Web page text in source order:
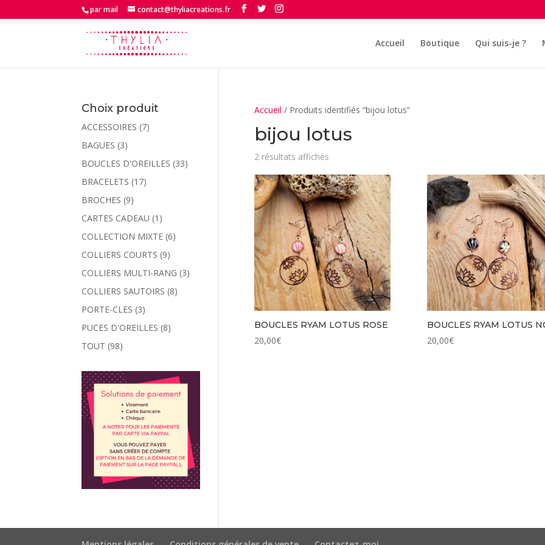
par mail contact@thyliacreations.fr
Accueil Boutique Qui suis-je ?
Accueil / Produits identifiés “bijou lotus”
bijou lotus
2 résultats affichésTrié
plus
récent
au
plus
ancien
BOUCLES RYAM LOTUS ROSE
20,00€
BOUCLES RYAM LOTUS
20,00€
Choix produit
ACCESSOIRES (7)
BAGUES (3)
BOUCLES D'OREILLES (33)
BRACELETS (17)
BROCHES (9)
CARTES CADEAU (1)
COLLECTION MIXTE (6)
COLLIERS COURTS (9)
COLLIERS MULTI-RANG (3)
COLLIERS SAUTOIRS (8)
PORTE-CLES (3)
PUCES D'OREILLES (8)
TOUT (98)